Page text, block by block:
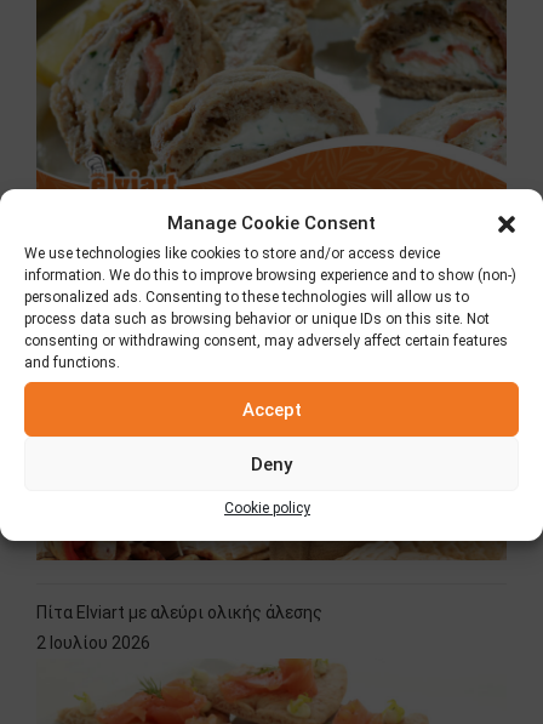
Manage Cookie Consent
We use technologies like cookies to store and/or access device
information. We do this to improve browsing experience and to show (non-)
personalized ads. Consenting to these technologies will allow us to
process data such as browsing behavior or unique IDs on this site. Not
consenting or withdrawing consent, may adversely affect certain features
and functions.
Accept
Deny
Cookie policy
Κλασική Πίτα Elviart
8 Ιουλίου 2026
Πίτα Elviart με αλεύρι ολικής άλεσης
2 Ιουλίου 2026